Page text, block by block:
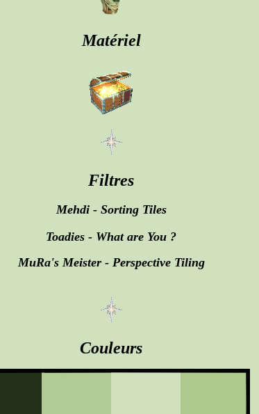
Matériel
Filtres
Mehdi - Sorting Tiles
Toadies - What are You ?
MuRa's Meister - Perspective Tiling
Couleurs